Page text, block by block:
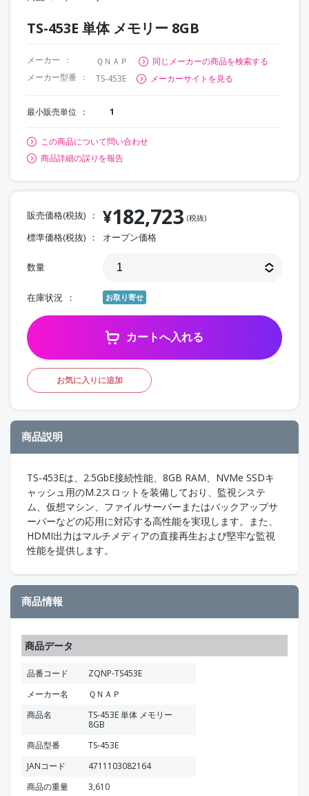
TS-453E 単体 メモリー 8GB
メーカー ＱＮＡＰ
同じメーカーの商品を検索する
メーカー型番
TS-453E メーカーサイトを見る
最小販売単位 1
この商品について問い合わせ
商品詳細の誤りを報告
販売価格(税抜) ¥182,723 (税抜)
標準価格(税抜) オープン価格
数量
在庫状況 お取り寄せ
カートへ入れる
お気に入りに追加
商品説明
TS-453Eは、2.5GbE接続性能、8GB RAM、NVMe SSDキ
ャッシュ用のM.2スロットを装備しており、監視システ
ム、仮想マシン、ファイルサーバーまたはバックアップサ
ーバーなどの応用に対応する高性能を実現します。また、
HDMI出力はマルチメディアの直接再生および堅牢な監視
性能を提供します。
商品情報
商品データ
品番コード
ZQNP-TS453E
メーカー名
ＱＮＡＰ
商品名
TS-453E 単体 メモリー
8GB
商品型番
TS-453E
JANコード
4711103082164
商品の重量
3,610